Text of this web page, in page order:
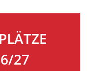
27